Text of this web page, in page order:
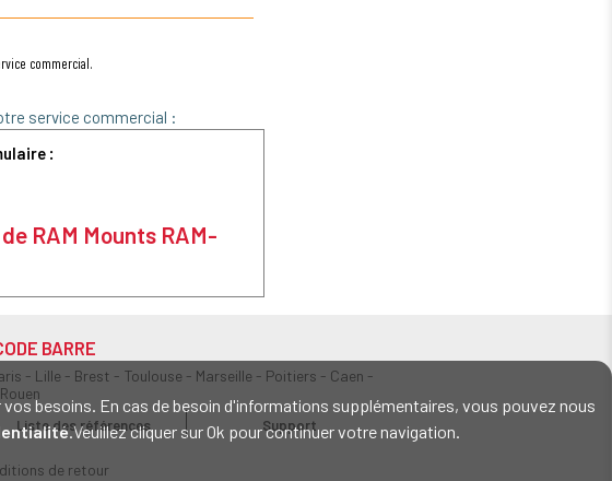
besoins. En cas de besoin d'informations supplémentaires, vous pouvez nous
.Veuillez cliquer sur Ok pour continuer votre navigation.
commercial.
service commercial :
:
RAM Mounts RAM-
BARRE
- Lille - Brest - Toulouse - Marseille - Poitiers - Caen -
Liste des références Support
de retour